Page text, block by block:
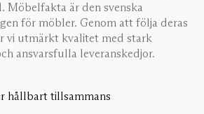
Möbelfakta är den svenska
för möbler. Genom att följa deras
vi utmärkt kvalitet med stark
ansvarsfulla leveranskedjor.
hållbart tillsammans